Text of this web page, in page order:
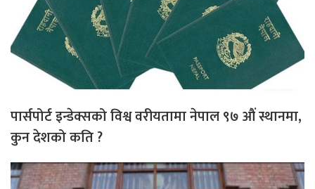
पार्सपोर्ट इन्डेक्सको विश्व वरीयतामा नेपाल ९७ औं स्थानमा,
कुन देशको कति ?